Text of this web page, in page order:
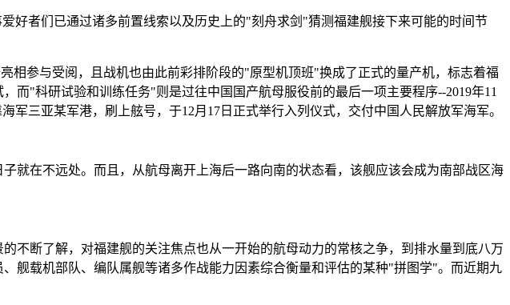
好者们已通过诸多前置线索以及历史上的"刻舟求剑"猜测福建舰接下来可能的时间节
相参与受阅，且战机也由此前彩排阶段的"原型机顶班"换成了正式的量产机，标志着福
而"科研试验和训练任务"则是过往中国国产航母服役前的最后一项主要程序--2019年11
三亚某军港，刷上舷号，于12月17日正式举行入列仪式，交付中国人民解放军海军。
就在不远处。而且，从航母离开上海后一路向南的状态看，该舰应该会成为南部战区海
不断了解，对福建舰的关注焦点也从一开始的航母动力的常核之争，到排水量到底八万
舰载机部队、编队属舰等诸多作战能力因素综合衡量和评估的某种"拼图学"。而近期九